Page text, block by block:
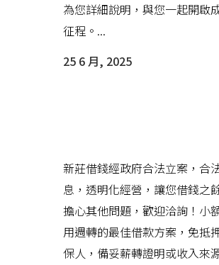
為您詳細說明，與您一起開啟
征程。...
25 6 月, 2025
新莊借錢經政府合法立案，合
息，透明化經營，讓您借錢之
擔心其他問題，歡迎洽詢！小
用週轉的最佳借款方案，免抵
保人，備妥薪轉證明或收入來